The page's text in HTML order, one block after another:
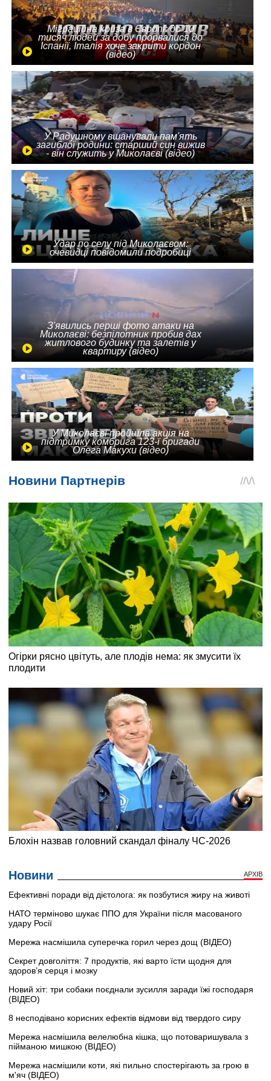
Міграційна криза в Європі: до 10
тисяч людей за добу прорвалися до
Іспанії, Італія хоче закрити кордон
(відео)
У Радушному вшанували пам'ять
загиблої родини: старший син вижив
- він служить у Миколаєві (відео)
Удар по селу під Миколаєвом:
очевидці повідомили подробиці
З'явились перші фото атаки на
Миколаєві: безпілотник пробив дах
житлового будинку та залетів у
квартиру (відео)
У Миколаєві пройшла акція на
підтримку комбрига 123-ї бригади
Олега Макухи (відео)
Новини АРХІВ
Ефективні поради від дієтолога: як позбутися жиру на животі
НАТО терміново шукає ППО для України після масованого
удару Росії
Мережа насмішила суперечка горил через дощ (ВІДЕО)
Секрет довголіття: 7 продуктів, які варто їсти щодня для
здоров’я серця і мозку
Новий хіт: три собаки поєднали зусилля заради їжі господаря
(ВІДЕО)
8 несподівано корисних ефектів відмови від твердого сиру
Мережа насмішила велелюбна кішка, що потоваришувала з
пійманою мишкою (ВІДЕО)
Мережа насмішили коти, які пильно спостерігають за грою в
м'яч (ВІДЕО)